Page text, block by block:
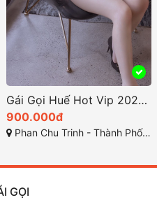
Gái Gọi Huế Hot Vip 2025: Xu Hướng Nóng Bỏng
900.000đ
Phan Chu Trinh - Thành Phố Huế
GỌI